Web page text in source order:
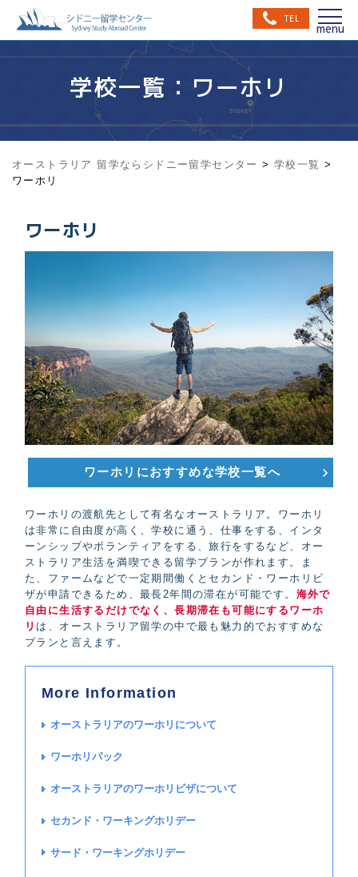
TEL
学校一覧：ワーホリ
オーストラリア 留学ならシドニー留学センター >学校一覧 >
ワーホリ
ワーホリ
ワーホリにおすすめな学校一覧へ
ワーホリの渡航先として有名なオーストラリア。ワーホリ
は非常に自由度が高く、学校に通う、仕事をする、インタ
ーンシップやボランティアをする、旅行をするなど、オー
ストラリア生活を満喫できる留学プランが作れます。ま
た、ファームなどで一定期間働くとセカンド・ワーホリビ
ザが申請できるため、最長2年間の滞在が可能です。 海外で
自由に生活するだけでなく、長期滞在も可能にするワーホ
リ は、オーストラリア留学の中で最も魅力的でおすすめな
プランと言えます。
More Information
オーストラリアのワーホリについて
ワーホリパック
オーストラリアのワーホリビザについて
セカンド・ワーキングホリデー
サード・ワーキングホリデー